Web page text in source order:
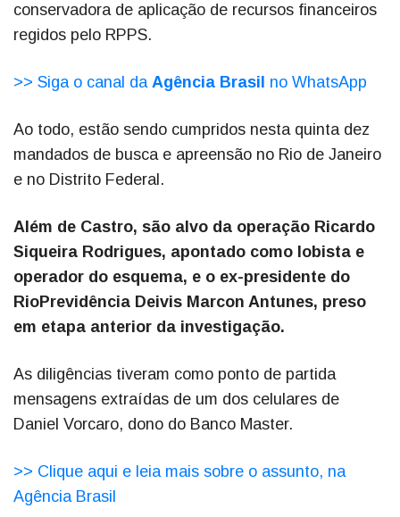
conservadora de aplicação de recursos financeiros
regidos pelo RPPS.
>> Siga o canal da Agência Brasil no WhatsApp
Ao todo, estão sendo cumpridos nesta quinta dez
mandados de busca e apreensão no Rio de Janeiro
e no Distrito Federal.
Além de Castro, são alvo da operação Ricardo
Siqueira Rodrigues, apontado como lobista e
operador do esquema, e o ex-presidente do
RioPrevidência Deivis Marcon Antunes, preso
em etapa anterior da investigação.
As diligências tiveram como ponto de partida
mensagens extraídas de um dos celulares de
Daniel Vorcaro, dono do Banco Master.
>> Clique aqui e leia mais sobre o assunto, na
Agência Brasil